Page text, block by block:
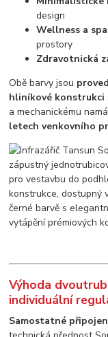
design
Wellness a
prostory
Zdravotnická
Obě barvy jsou
hliníkové konstrukci
a mechanickému
letech venkovního
Výhoda
individuální
Samostatné